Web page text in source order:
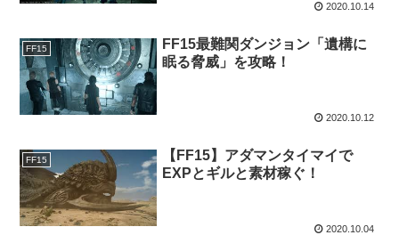
2020.10.14
FF15
FF15最難関ダンジョン「遺構に
眠る脅威」を攻略！
2020.10.12
FF15
【FF15】アダマンタイマイで
EXPとギルと素材稼ぐ！
2020.10.04